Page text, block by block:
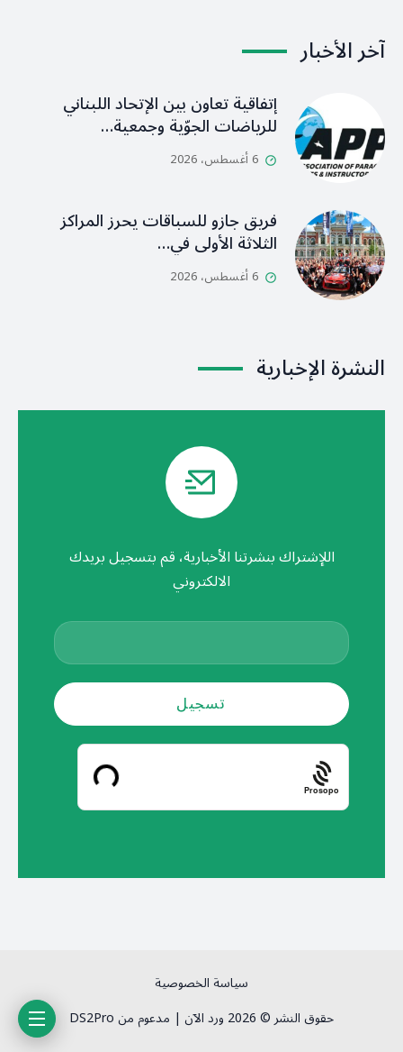
آخر الأخبار
إتفاقية تعاون بين الإتحاد اللبناني
للرياضات الجوّية وجمعية…
6 أغسطس، 2026
فريق جازو للسباقات يحرز المراكز
الثلاثة الأولى في…
6 أغسطس، 2026
النشرة الإخبارية
اللإشتراك بنشرتنا الأخبارية، قم بتسجيل بريدك
الالكتروني
Prosopo
سياسة الخصوصية
حقوق النشر © 2026 ورد الآن | مدعوم من DS2Pro